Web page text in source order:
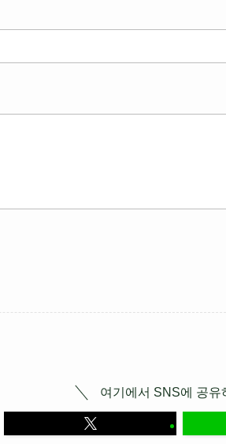
여기에서 SNS에 공유